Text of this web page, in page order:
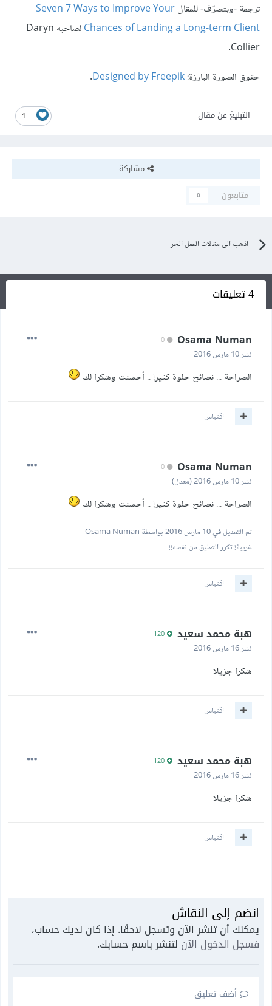
ترجمة -وبتصرّف- للمقالSeven 7 Ways to Improve Your
Chances of Landing a Long-term Client
لصاحبه Daryn
Collier.
حقوق الصورة البارزة:Designed by Freepik
.
1 التبليغ عن مقال
مشاركة
متابعون
0
اذهب الى مقالات العمل الحر
4 تعليقات
Osama Numan
نشر10 مارس 2016
الصراحة ... نصائح حلوة كثير! .. أحسنت وشكرا لك
اقتباس
Osama Numan
نشر10 مارس 2016 (معدل)
الصراحة ... نصائح حلوة كثير! .. أحسنت وشكرا لك
تم التعديل في10 مارس 2016
بواسطة Osama Numan
غريبة! تكرر التعليق من نفسه!!
اقتباس
هبة محمد سعيد
نشر16 مارس 2016
شكرا جزيلا
اقتباس
هبة محمد سعيد
نشر16 مارس 2016
شكرا جزيلا
اقتباس
انضم إلى النقاش
يمكنك أن تنشر الآن وتسجل لاحقًا. إذا كان لديك حساب،
فسجل الدخول الآن لتنشر باسم حسابك.
أضف تعليق